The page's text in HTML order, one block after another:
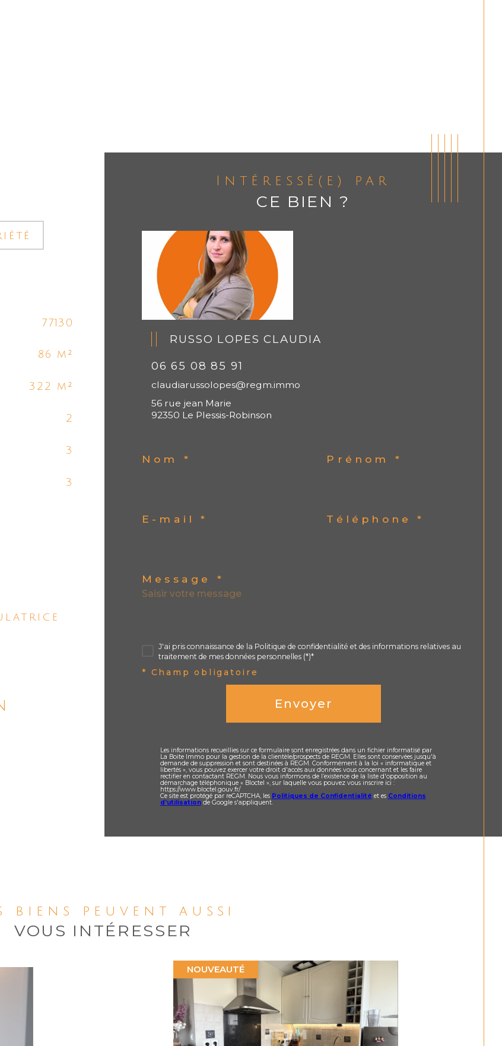
77130
86 m²
322 m²
2
3
3
Intéressé(e) par
CE BIEN ?
RUSSO LOPES CLAUDIA
06 65 08 85 91
claudiarussolopes@regm.immo
56 rue jean Marie
92350 Le Plessis-Robinson
Nom * Prénom *
E-mail * Téléphone *
Message *
J'ai pris connaissance de la Politique de confidentialité et des informations relatives au
traitement de mes données personnelles (*)*
* Champ obligatoire
Envoyer
Les informations recueillies sur ce formulaire sont enregistrées dans un fichier informatisé par
La Boite Immo pour la gestion de la clientèle/prospects de REGM. Elles sont conservées jusqu'à
demande de suppression et sont destinées à REGM. Conformément à la loi « informatique et
libertés », vous pouvez exercer votre droit d'accès aux données vous concernant et les faire
rectifier en contactant REGM. Nous vous informons de l’existence de la liste d'opposition au
démarchage téléphonique « Bloctel », sur laquelle vous pouvez vous inscrire ici :
https://www.bloctel.gouv.fr/
Ce site est protégé par reCAPTCHA, les Politiques de Confidentialité et es Conditions
d'utilisationde Google s'appliquent.
biens peuvent aussi
VOUS INTÉRESSER
NOUVEAUTÉ